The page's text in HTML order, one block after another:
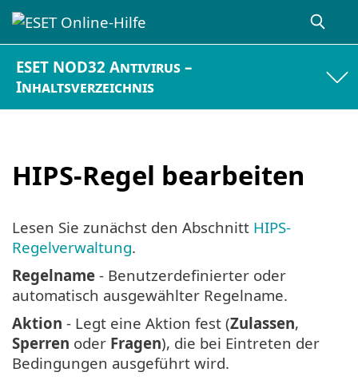
ESET NOD32 Antivirus –
Inhaltsverzeichnis
HIPS-Regel bearbeiten
Lesen Sie zunächst den Abschnitt HIPS-
Regelverwaltung.
Regelname - Benutzerdefinierter oder
automatisch ausgewählter Regelname.
Aktion - Legt eine Aktion fest (Zulassen,
Sperren oder Fragen), die bei Eintreten der
Bedingungen ausgeführt wird.